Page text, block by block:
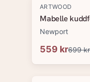
-20%
ARTWOOD
Mabelle
Newport
559 kr699 kr